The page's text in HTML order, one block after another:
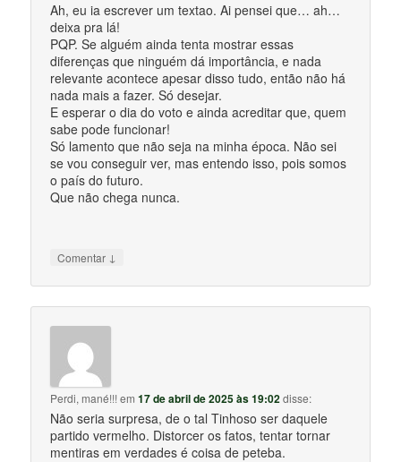
Ah, eu ia escrever um textao. Ai pensei que… ah…
deixa pra lá!
PQP. Se alguém ainda tenta mostrar essas
diferenças que ninguém dá importância, e nada
relevante acontece apesar disso tudo, então não há
nada mais a fazer. Só desejar.
E esperar o dia do voto e ainda acreditar que, quem
sabe pode funcionar!
Só lamento que não seja na minha época. Não sei
se vou conseguir ver, mas entendo isso, pois somos
o país do futuro.
Que não chega nunca.
Comentar ↓
Perdi, mané!!! em17 de abril de 2025 às 19:02disse:
Não seria surpresa, de o tal Tinhoso ser daquele
partido vermelho. Distorcer os fatos, tentar tornar
mentiras em verdades é coisa de peteba.